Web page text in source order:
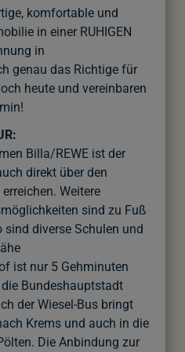
komfortable und
in einer RUHIGEN
in
genau das Richtige für
heute und vereinbaren
Billa/REWE ist der
direkt über den
Weitere
sind zu Fuß
sind diverse Schulen und
ist nur 5 Gehminuten
Bundeshauptstadt
der Wiesel-Bus bringt
Krems und auch in die
Die Anbindung zur